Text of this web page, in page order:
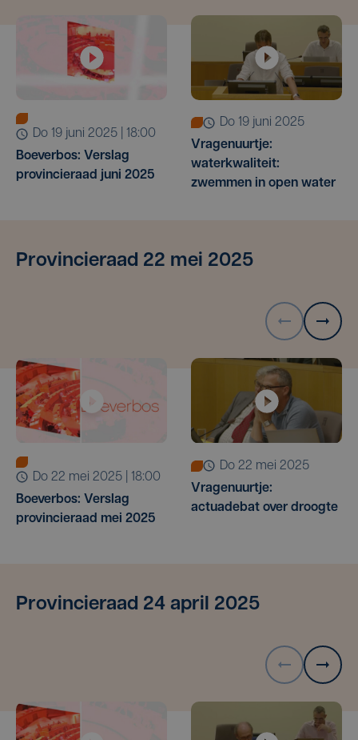
do 19 juni 2025 | 18:00
Boeverbos: Verslag
provincieraad juni 2025
do 19 juni 2025
Vragenuurtje:
waterkwaliteit:
zwemmen in open water
Provincieraad 22 mei 2025
do 22 mei 2025 | 18:00
Boeverbos: Verslag
provincieraad mei 2025
do 22 mei 2025
Vragenuurtje:
actuadebat over droogte
Provincieraad 24 april 2025